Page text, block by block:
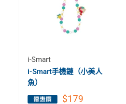
i-Smart
i-Smart手機鏈（小美人
魚）
$179